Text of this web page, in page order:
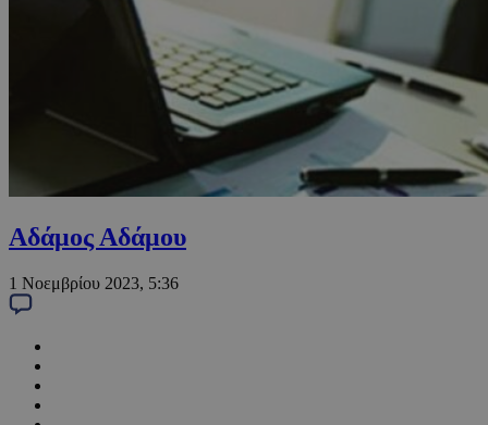
Αδάμος Αδάμου
1 Νοεμβρίου 2023, 5:36